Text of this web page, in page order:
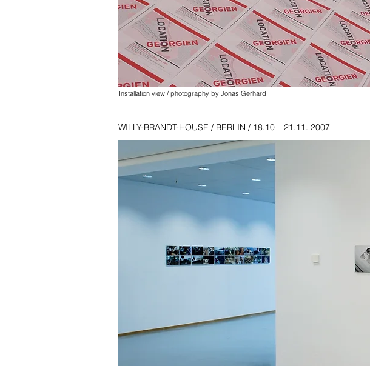
Installation view / photography by Jonas Gerhard
WILLY-BRANDT-HOUSE / BERLIN / 18.10 – 21.11. 2007